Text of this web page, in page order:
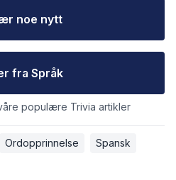
noe nytt
fra Språk
populære Trivia artikler
Ordopprinnelse Spansk